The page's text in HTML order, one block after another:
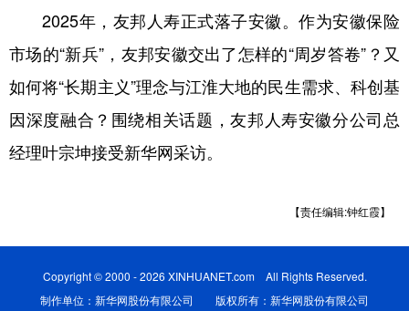
彩票 娱乐 时尚 悦读
公益 一带一路 亚太网 上市公司
文化产业
地方频道
浙江 安徽 福建 江西
2025年，友邦人寿正式落子安徽。作为安徽保险
市场的“新兵”，友邦安徽交出了怎样的“周岁答卷”？又
如何将“长期主义”理念与江淮大地的民生需求、科创基
因深度融合？围绕相关话题，友邦人寿安徽分公司总
经理叶宗坤接受新华网采访。
【责任编辑:钟红霞】
Copyright © 2000 - 2026 XINHUANET.com All Rights Reserved.
制作单位：新华网股份有限公司 版权所有：新华网股份有限公司